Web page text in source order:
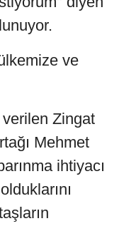
ve
Zingat
Mehmet
ihtiyacı